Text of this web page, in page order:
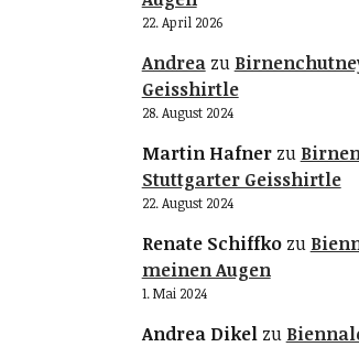
22. April 2026
Andreazu
Geisshirtle
28. August 2024
Martin Hafnerzu
Stuttgarter Geisshirtle
22. August 2024
Renate Schiffkozu
meinen Augen
1. Mai 2024
Andrea Dikelzu